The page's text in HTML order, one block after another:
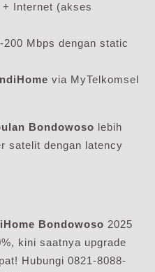
Internet (akses
200 Mbps dengan static
via MyTelkomsel
Bondowoso lebih
satelit dengan latency
Bondowoso 2025
kini saatnya upgrade
Hubungi 0821-8088-